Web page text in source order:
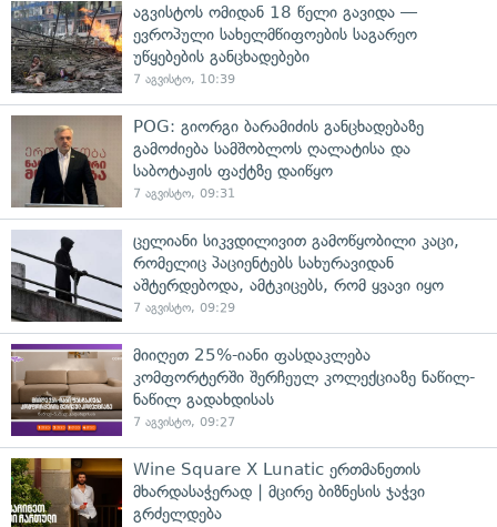
აგვისტოს ომიდან 18 წელი გავიდა —
ევროპული სახელმწიფოების საგარეო
უწყებების განცხადებები
7 აგვისტო, 10:39
POG: გიორგი ბარამიძის განცხადებაზე
გამოძიება სამშობლოს ღალატისა და
საბოტაჟის ფაქტზე დაიწყო
7 აგვისტო, 09:31
ცელიანი სიკვდილივით გამოწყობილი კაცი,
რომელიც პაციენტებს სახურავიდან
აშტერდებოდა, ამტკიცებს, რომ ყვავი იყო
7 აგვისტო, 09:29
მიიღეთ 25%-იანი ფასდაკლება
კომფორტერში შერჩეულ კოლექციაზე ნაწილ-
ნაწილ გადახდისას
7 აგვისტო, 09:27
Wine Square X Lunatic ერთმანეთის
მხარდასაჭერად | მცირე ბიზნესის ჯაჭვი
გრძელდება